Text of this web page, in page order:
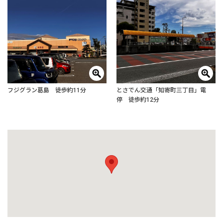
フジグラン葛島 徒歩約11分
とさでん交通「知寄町三丁目」電
停 徒歩約12分